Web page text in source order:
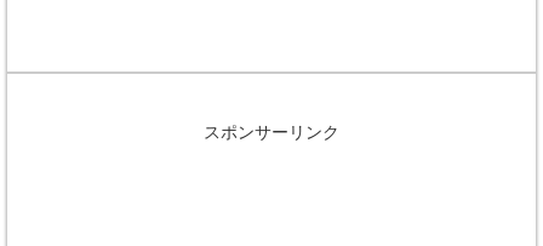
スポンサーリンク